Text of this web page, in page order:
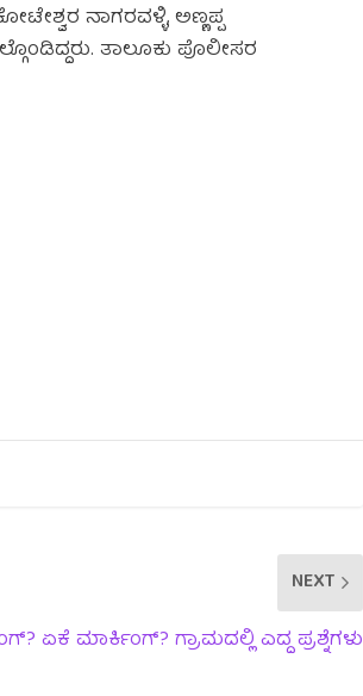
ನಾಗರವಳ್ಳಿ, ಅಣ್ಣಪ್ಪ
ತಾಲೂಕು ಪೊಲೀಸರ
NEXT
ಏಕೆ ಮಾರ್ಕಿಂಗ್? ಗ್ರಾಮದಲ್ಲಿ ಎದ್ದ ಪ್ರಶ್ನೆಗಳು